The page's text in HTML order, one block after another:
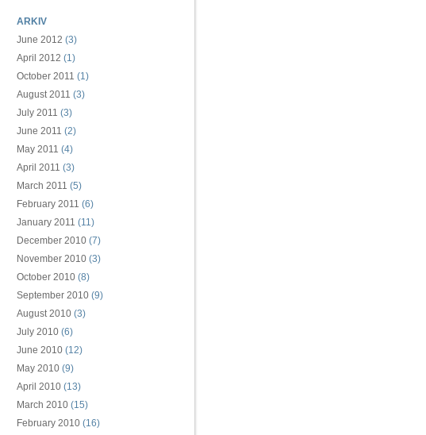
ARKIV
June 2012 (3)
April 2012 (1)
October 2011 (1)
August 2011 (3)
July 2011 (3)
June 2011 (2)
May 2011 (4)
April 2011 (3)
March 2011 (5)
February 2011 (6)
January 2011 (11)
December 2010 (7)
November 2010 (3)
October 2010 (8)
September 2010 (9)
August 2010 (3)
July 2010 (6)
June 2010 (12)
May 2010 (9)
April 2010 (13)
March 2010 (15)
February 2010 (16)